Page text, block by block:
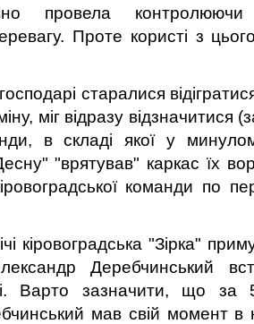
провела
Проте користі з
старалися
міг відразу відзначитися
в складі якої у
"врятував" каркас їх
команди по
кіровоградська "Зірка"
Деребчинський
Варто зазначити, що
мав свій момент в